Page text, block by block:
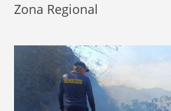
Zona Regional